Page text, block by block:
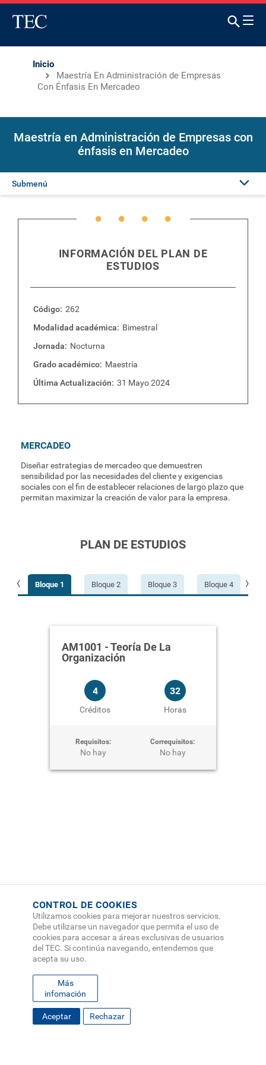
Inicio
Maestría En Administración de Empresas
Con Énfasis En Mercadeo
Maestría en Administración de Empresas con
énfasis en Mercadeo
Submenú
INFORMACIÓN DEL PLAN DE
ESTUDIOS
Código 262
Modalidad académica
Bimestral
Jornada
Nocturna
Grado académico
Maestría
Última Actualización
31 Mayo 2024
MERCADEO
Diseñar estrategias de mercadeo que demuestren
sensibilidad por las necesidades del cliente y exigencias
sociales con el fin de establecer relaciones de largo plazo que
permitan maximizar la creación de valor para la empresa.
PLAN DE ESTUDIOS
Bloque 1 Bloque 2 Bloque 3 Bloque 4
AM1001 -Teoría De La
Organización
4
Créditos
32
Horas
Requisitos:
No hay
Correquisitos:
No hay
CONTROL DE COOKIES
Utilizamos cookies para mejorar nuestros servicios.
Debe utilizarse un navegador que permita el uso de
cookies para accesar a áreas exclusivas de usuarios
del TEC. Si continúa navegando, entendemos que
acepta su uso.
Más
infomación
Aceptar Rechazar